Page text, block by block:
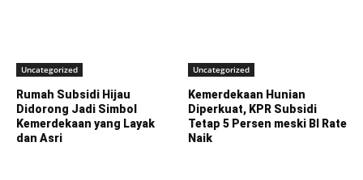
Uncategorized
Rumah Subsidi Hijau
Didorong Jadi Simbol
Kemerdekaan yang Layak
dan Asri
Uncategorized
Kemerdekaan Hunian
Diperkuat, KPR Subsidi
Tetap 5 Persen meski BI Rate
Naik